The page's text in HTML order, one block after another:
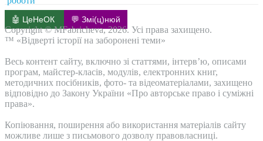
🤖 ЦеНеОК 💬 Змі(ц)нюй
Copyright © MFabricheva, 2026. Усі права захищено.
™ «Відверті історії на заборонені теми»
Весь контент сайту, включно зі статтями, інтерв’ю, описами
програм, майстер-класів, модулів, електронних книг,
методичних посібників, фото- та відеоматеріалами, захищено
відповідно до Закону України «Про авторське право і суміжні
права».
Копіювання, поширення або використання матеріалів сайту
можливе лише з письмового дозволу правовласниці.